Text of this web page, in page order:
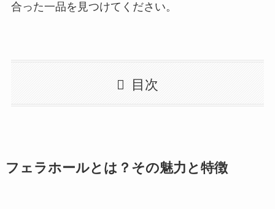
合った一品を見つけてください。
目次
フェラホールとは？その魅力と特徴